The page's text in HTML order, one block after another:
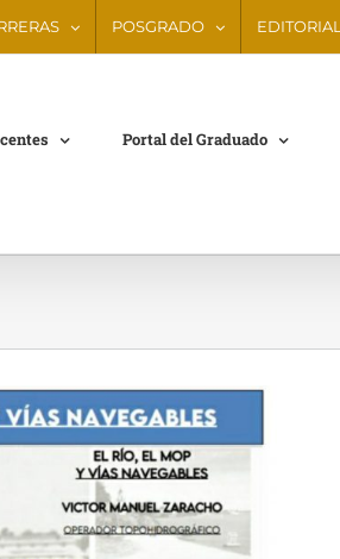
POSGRADO EDITORIAL
Portal del Graduado